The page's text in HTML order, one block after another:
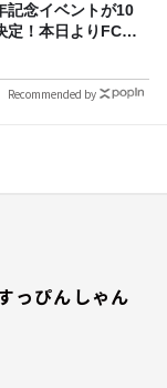
記念イベントが10
定！本日よりFC先
Recommended by
っぴんしゃん